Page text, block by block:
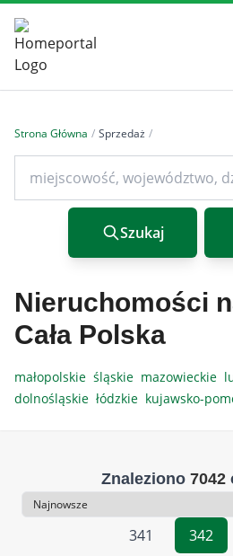
Strona Główna / Sprzedaż /
Szukaj
Nieruchomości
Cała Polska
małopolskie śląskie mazowieckie
dolnośląskie łódzkie kujawsko-
Znaleziono 7042
Sortowanie
341
342